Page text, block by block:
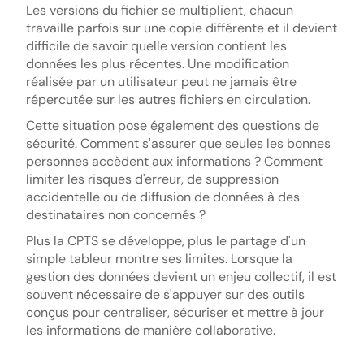
Les versions du fichier se multiplient, chacun
travaille parfois sur une copie différente et il devient
difficile de savoir quelle version contient les
données les plus récentes. Une modification
réalisée par un utilisateur peut ne jamais être
répercutée sur les autres fichiers en circulation.
Cette situation pose également des questions de
sécurité. Comment s'assurer que seules les bonnes
personnes accèdent aux informations ? Comment
limiter les risques d'erreur, de suppression
accidentelle ou de diffusion de données à des
destinataires non concernés ?
Plus la CPTS se développe, plus le partage d'un
simple tableur montre ses limites. Lorsque la
gestion des données devient un enjeu collectif, il est
souvent nécessaire de s'appuyer sur des outils
conçus pour centraliser, sécuriser et mettre à jour
les informations de manière collaborative.